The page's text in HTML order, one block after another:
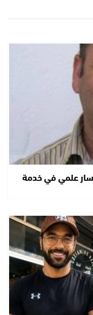
علمي في خدمة